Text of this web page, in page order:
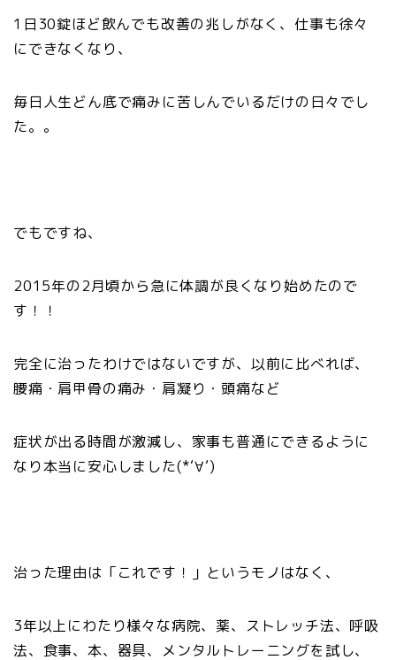
1日30錠ほど飲んでも改善の兆しがなく、仕事も徐々
にできなくなり、
毎日人生どん底で痛みに苦しんでいるだけの日々でし
た。。
でもですね、
2015年の2月頃から急に体調が良くなり始めたので
す！！
完全に治ったわけではないですが、以前に比べれば、
腰痛・肩甲骨の痛み・肩凝り・頭痛など
症状が出る時間が激減し、家事も普通にできるように
なり本当に安心しました(*‘∀‘)
治った理由は「これです！」というモノはなく、
3年以上にわたり様々な病院、薬、ストレッチ法、呼吸
法、食事、本、器具、メンタルトレーニングを試し、